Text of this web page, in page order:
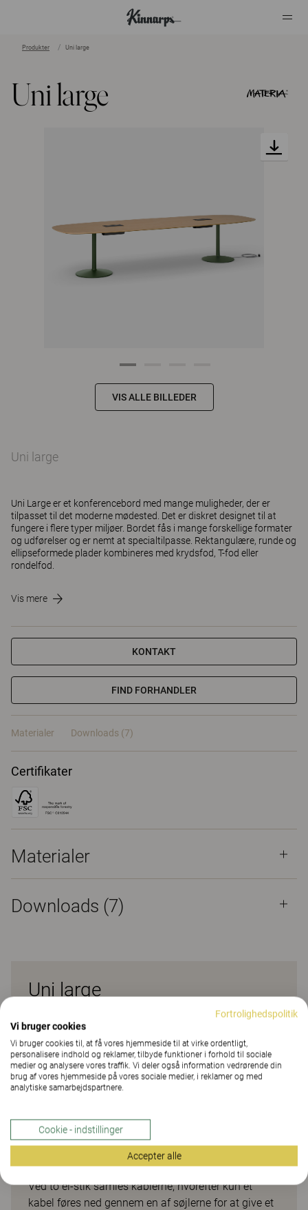
Produkter Uni large
Uni large
VIS ALLE BILLEDER
Uni large
Uni Large er et konferencebord med mange muligheder, der er
tilpasset til det moderne mødested. Det er diskret designet til at
fungere i flere typer miljøer. Bordet fås i mange forskellige formater
og udførelser og er nemt at specialtilpasse. Rektangulære, runde og
ellipseformede plader kombineres med krydsfod, T-fod eller
rondelfod.
Vis mere
KONTAKT
FIND FORHANDLER
Materialer Downloads (7)
Certifikater
Materialer
Downloads (7)
Uni large
Den relativt lave krydsfod/T-fod gør, at stole kan
placeres hvor som helst rundt om bordet. Den runde
fod gør bordet endnu mere tilpasningsdygtigt til
forskellige siddestillinger. De forskellige sarge og
bordpladens affasede kant i samspil med det
udtryk. Sarg i Colours by Materia (CbM*)
pulverlakering. Som tilbehør fås kabellåge og
el-/USB-stik. Det stofbeklædte elkabel føres fra
kabelrenden ned gennem søjlen og gennem foden.
Ved to el-stik samles kablerne, hvorefter kun ét
kabel føres ned gennem en af søjlerne for at give et
Fortrolighedspolitik
Vi bruger cookies
Vi bruger cookies til, at få vores hjemmeside til at virke ordentligt,
personalisere indhold og reklamer, tilbyde funktioner i forhold til sociale
medier og analysere vores traffik. Vi deler også information vedrørende din
brug af vores hjemmeside på vores sociale medier, i reklamer og med
analytiske samarbejdspartnere.
Cookie - indstillinger
Accepter alle